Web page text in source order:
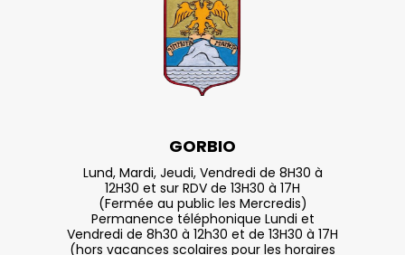
GORBIO
Lund, Mardi, Jeudi, Vendredi de 8H30 à
12H30 et sur RDV de 13H30 à 17H
(Fermée au public les Mercredis)
Permanence téléphonique Lundi et
Vendredi de 8h30 à 12h30 et de 13H30 à 17H
(hors vacances scolaires pour les horaires